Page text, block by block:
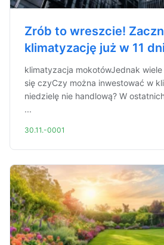
Zrób to wreszcie!
klimatyzację już w 11
klimatyzacja mokotówJednak
się czyCzy można inwestować w
niedzielę nie handlową? W
...
30.11.-0001